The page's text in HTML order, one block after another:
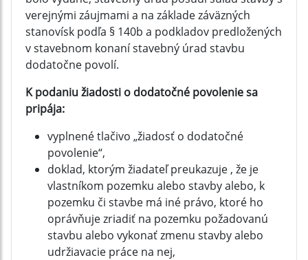
verejnými záujmami a na základe záväzných
stanovísk podľa § 140b a podkladov predložených
v stavebnom konaní stavebný úrad stavbu
dodatočne povolí.
K podaniu žiadosti o dodatočné povolenie sa
pripája:
vyplnené tlačivo „žiadosť o dodatočné
povolenie“,
doklad, ktorým žiadateľ preukazuje , že je
vlastníkom pozemku alebo stavby alebo, k
pozemku či stavbe má iné právo, ktoré ho
oprávňuje zriadiť na pozemku požadovanú
stavbu alebo vykonať zmenu stavby alebo
udržiavacie práce na nej,